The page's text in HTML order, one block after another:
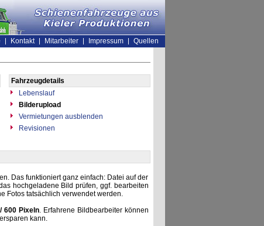
Kontakt Mitarbeiter Impressum
Quellen
Fahrzeugdetails
Lebenslauf
Bilderupload
Vermietungen ausblenden
Revisionen
Das funktioniert ganz einfach: Datei auf der
hochgeladene Bild prüfen, ggf. bearbeiten
Fotos tatsächlich verwendet werden.
600 Pixeln. Erfahrene Bildbearbeiter können
kann.